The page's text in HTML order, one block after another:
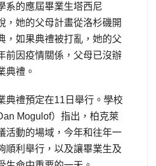
系的應屆畢業生塔西尼
，她的父母計畫從洛杉磯開
，如果典禮被打亂，她的父
前因疫情關係，父母已沒辦
典禮。
典禮預定在11日舉行。學校
Mogulof）指出，柏克萊
活動的場域，今年和往年一
順利舉行，以及讓畢業生及